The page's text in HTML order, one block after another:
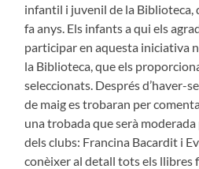
infantil i juvenil de la Biblioteca,
fa anys. Els infants a qui els
participar en aquesta iniciativa
la Biblioteca, que els
seleccionats. Després d’haver-
de maig es trobaran per
una trobada que serà
dels clubs: Francina Bacardit i
conèixer al detall tots els llibres